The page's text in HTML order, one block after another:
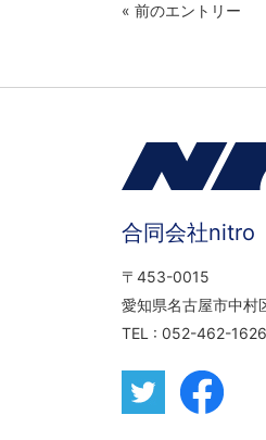
« 前のエントリー
合同会社nitro
〒453-0015
愛知県名古屋市中
TEL : 052-462-1626